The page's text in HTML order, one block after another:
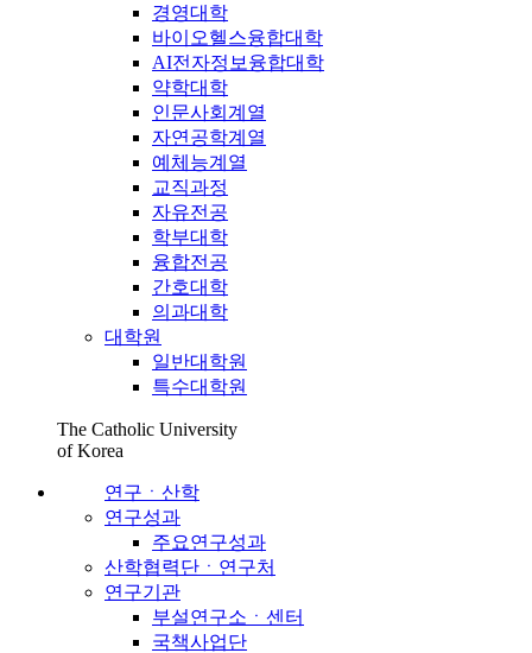
경영대학
바이오헬스융합대학
AI전자정보융합대학
약학대학
인문사회계열
자연공학계열
예체능계열
교직과정
자유전공
학부대학
융합전공
간호대학
의과대학
대학원
일반대학원
특수대학원
The Catholic University
of Korea
연구ㆍ산학
연구성과
주요연구성과
산학협력단ㆍ연구처
연구기관
부설연구소ㆍ센터
국책사업단